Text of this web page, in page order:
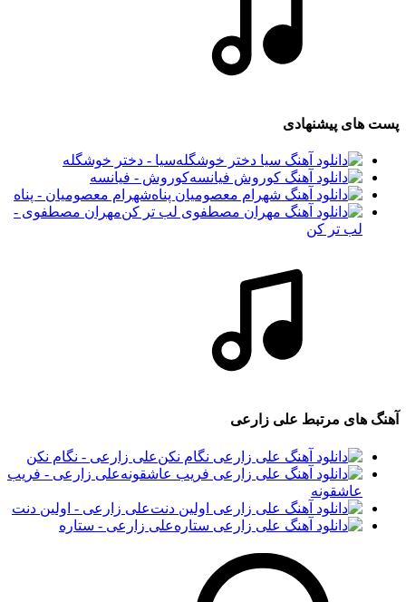
پست های پیشنهادی
سیا - دختر خوشگله
کوروش - فیانسه
شهرام معصومیان - پناه
مهران مصطفوی -
لب تر کن
آهنگ های مرتبط علی زارعی
علی زارعی - نگام نکن
علی زارعی - فریب
عاشقونه
علی زارعی - اولین دنت
علی زارعی - ستاره